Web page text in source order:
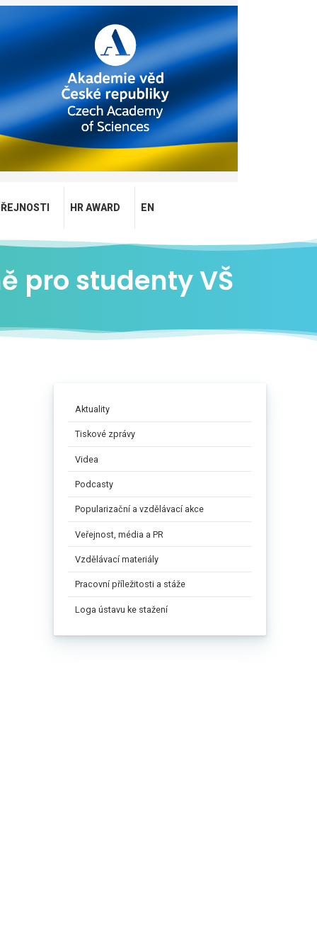
HR AWARD EN
pro studenty VŠ
Aktuality
Tiskové zprávy
Videa
Podcasty
Popularizační a vzdělávací akce
Veřejnost, média a PR
Vzdělávací materiály
Pracovní příležitosti a stáže
Loga ústavu ke stažení